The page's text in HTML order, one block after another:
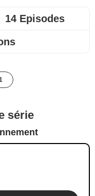
14 Episodes
série